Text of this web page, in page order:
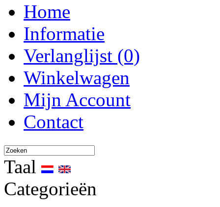
Home
Informatie
Verlanglijst (0)
Winkelwagen
Mijn Account
Contact
Taal
Categorieën